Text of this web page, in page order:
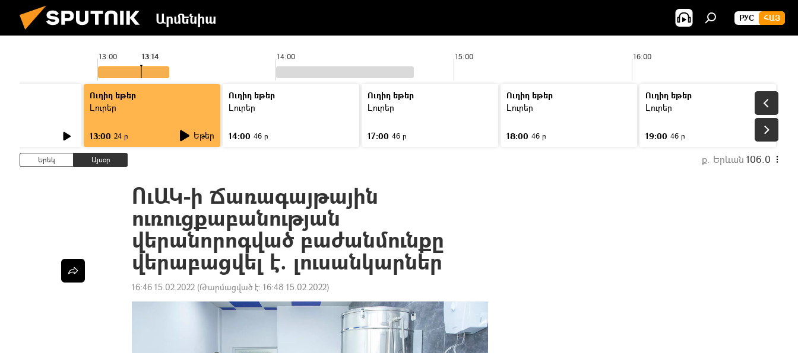
Արմենիա РУС ՀԱՅ
13:00 14:00 15:00 16:00
13:14
Ուղիղ եթեր
Լուրեր
13:00 24 ր Եթեր
Ուղիղ եթեր
Լուրեր
14:00 46 ր
Ուղիղ եթեր
Լուրեր
17:00 46 ր
Ուղիղ եթեր
Լուրեր
18:00 46 ր
Ուղիղ եթեր
Լուրեր
19:00 46 ր
Երեկ Այսօր ք. Երևան 106.0
ՈւԱԿ-ի Ճառագայթային
ուռուցքաբանության
վերանորոգված բաժանմունքը
վերաբացվել է. լուսանկարներ
16:46 15.02.2022 (Թարմացված է: 16:48 15.02.2022)